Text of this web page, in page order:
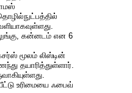
கன்னடம் என 6
மூலம் லிஸ்டின்
தயாரித்துள்ளார்.
உரிமையை ஃபைவ்